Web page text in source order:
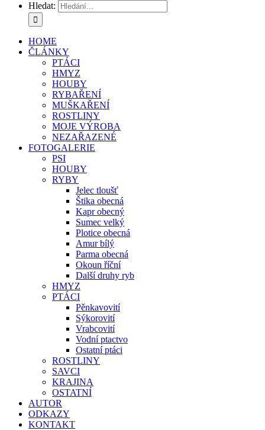
Hledat:
HOME
ČLÁNKY
PTÁCI
HMYZ
HOUBY
RYBAŘENÍ
MUŠKAŘENÍ
ROSTLINY
MOJE VÝROBA
NEZAŘAZENÉ
FOTOGALERIE
PSI
HOUBY
RYBY
Jelec tloušť
Štika obecná
Kapr obecný
Sumec velký
Plotice obecná
Amur bílý
Parma obecná
Okoun říční
Další druhy ryb
HMYZ
PTÁCI
Pěnkavovití
Sýkorovití
Vrabcovití
Vodní ptactvo
Ostatní ptáci
ROSTLINY
SAVCI
KRAJINA
OSTATNÍ
AUTOR
ODKAZY
KONTAKT